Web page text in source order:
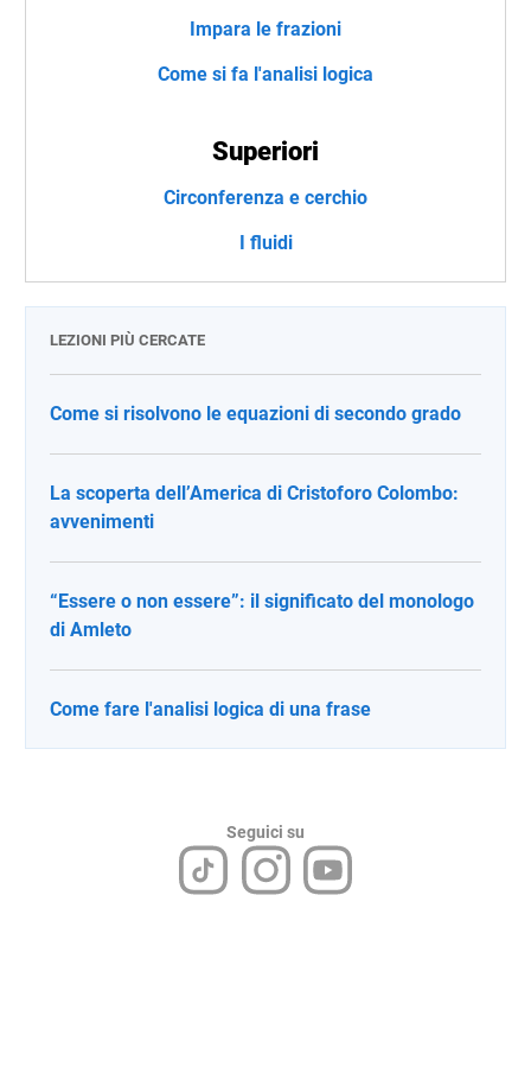
Impara le frazioni
Come si fa l'analisi logica
Superiori
Circonferenza e cerchio
I fluidi
LEZIONI PIÙ CERCATE
Come si risolvono le equazioni di secondo grado
La scoperta dell’America di Cristoforo Colombo:
avvenimenti
“Essere o non essere”: il significato del monologo
di Amleto
Come fare l'analisi logica di una frase
Seguici su